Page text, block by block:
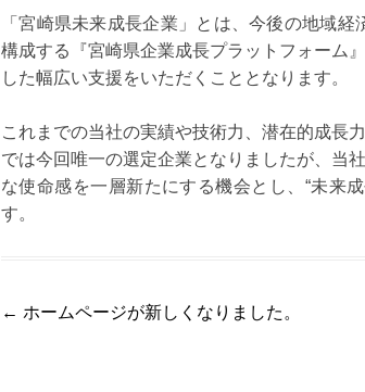
「宮崎県未来成長企業」とは、今後の地域
構成する『宮崎県企業成長プラットフォーム
した幅広い支援をいただくこととなります。
これまでの当社の実績や技術力、潜在的成長
では今回唯一の選定企業となりましたが、当
な使命感を一層新たにする機会とし、“未来
す。
Post
← ホームページが新しくなりました。